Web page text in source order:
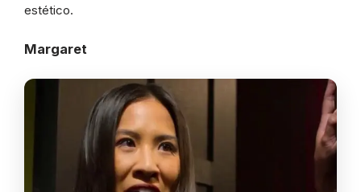
estético.
Margaret